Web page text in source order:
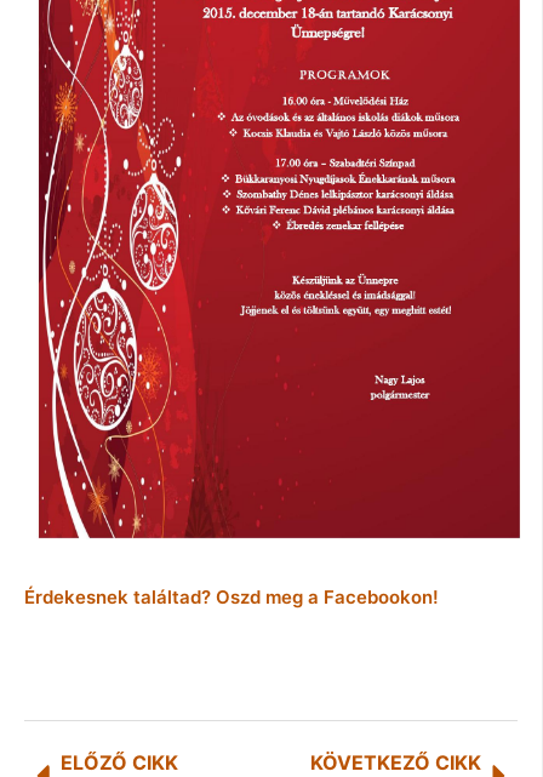
Érdekesnek találtad? Oszd meg a Facebookon!
ELŐZŐ CIKK KÖVETKEZŐ CIKK